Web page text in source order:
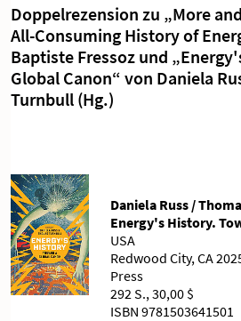
Doppelrezension zu „More
All-Consuming History of
Baptiste Fressoz und
Global Canon“ von Daniela
Turnbull (Hg.)
Daniela Russ /
Energy's History.
USA
Redwood City, CA
Press
292 S., 30,00 $
ISBN 9781503641501